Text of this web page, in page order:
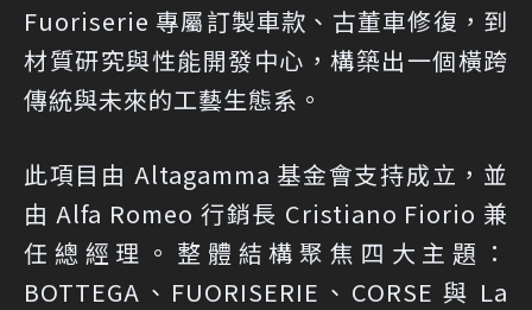
Fuoriserie 專屬訂製車款、古董車修復，到
材質研究與性能開發中心，構築出一個橫跨
傳統與未來的工藝生態系。
此項目由 Altagamma 基金會支持成立，並
由 Alfa Romeo 行銷長 Cristiano Fiorio 兼
任總經理。整體結構聚焦四大主題：
BOTTEGA、FUORISERIE、CORSE 與 La